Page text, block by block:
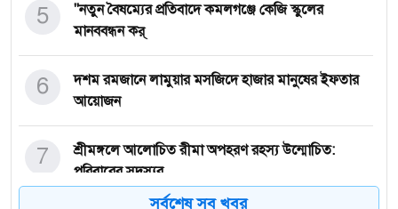
"নতুন বৈষম্যের প্রতিবাদে কমলগঞ্জে কেজি স্কুলের
মানববন্ধন কর্
5
দশম রমজানে লামুয়ার মসজিদে হাজার মানুষের ইফতার
আয়োজন
6
শ্রীমঙ্গলে আলোচিত রীমা অপহরণ রহস্য উন্মোচিত:
পরিবারের সদস্যর
7
সর্বশেষ সব খবর